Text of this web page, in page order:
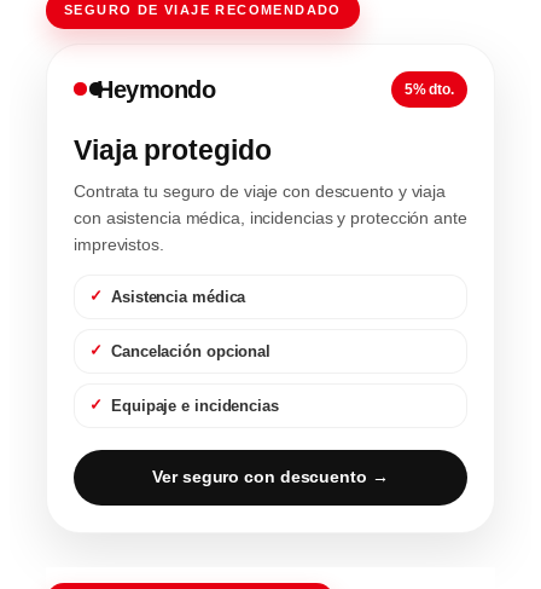
SEGURO DE VIAJE RECOMENDADO
Heymondo 5% dto.
Viaja protegido
Contrata tu seguro de viaje con descuento y viaja
con asistencia médica, incidencias y protección ante
imprevistos.
Asistencia médica
Cancelación opcional
Equipaje e incidencias
Ver seguro con descuento →